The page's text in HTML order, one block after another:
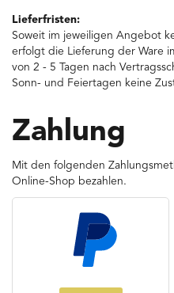
Lieferfristen:
Soweit im jeweiligen Angebot
erfolgt die Lieferung der Ware
von 2 - 5 Tagen nach
Sonn- und Feiertagen keine
Zahlung
Mit den folgenden
Online-Shop bezahlen.